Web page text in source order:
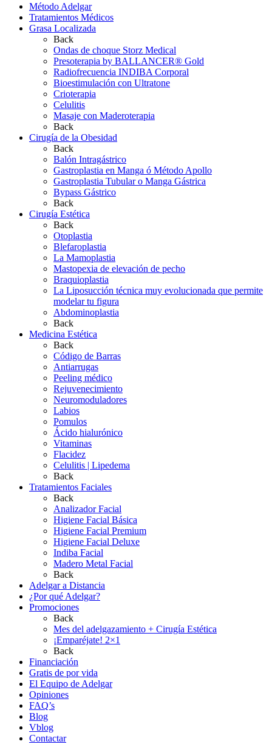
Método Adelgar
Tratamientos Médicos
Grasa Localizada
Back
Ondas de choque Storz Medical
Presoterapia by BALLANCER® Gold
Radiofrecuencia INDIBA Corporal
Bioestimulación con Ultratone
Crioterapia
Celulitis
Masaje con Maderoterapia
Back
Cirugía de la Obesidad
Back
Balón Intragástrico
Gastroplastia en Manga ó Método Apollo
Gastroplastia Tubular o Manga Gástrica
Bypass Gástrico
Back
Cirugía Estética
Back
Otoplastia
Blefaroplastia
La Mamoplastia
Mastopexia de elevación de pecho
Braquioplastia
La Liposucción técnica muy evolucionada que permite
modelar tu figura
Abdominoplastia
Back
Medicina Estética
Back
Código de Barras
Antiarrugas
Peeling médico
Rejuvenecimiento
Neuromoduladores
Labios
Pomulos
Ácido hialurónico
Vitaminas
Flacidez
Celulitis | Lipedema
Back
Tratamientos Faciales
Back
Analizador Facial
Higiene Facial Básica
Higiene Facial Premium
Higiene Facial Deluxe
Indiba Facial
Madero Metal Facial
Back
Adelgar a Distancia
¿Por qué Adelgar?
Promociones
Back
Mes del adelgazamiento + Cirugía Estética
¡Emparéjate! 2×1
Back
Financiación
Gratis de por vida
El Equipo de Adelgar
Opiniones
FAQ’s
Blog
Vblog
Contactar